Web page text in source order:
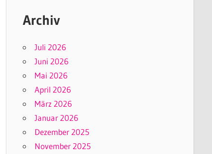
Archiv
Juli 2026
Juni 2026
Mai 2026
April 2026
März 2026
Januar 2026
Dezember 2025
November 2025